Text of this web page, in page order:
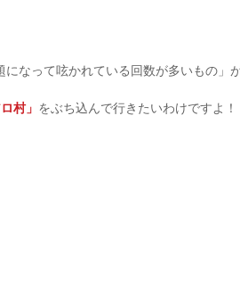
になって呟かれている回数が多いもの」
村」 をぶち込んで行きたいわけですよ！